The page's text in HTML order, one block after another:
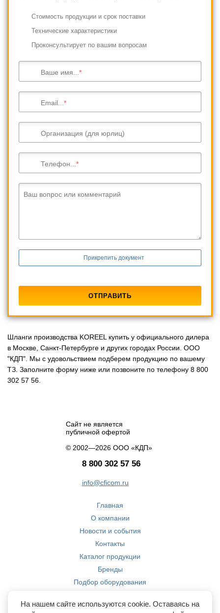
Cтоимость продукции и срок поставки
Технические характеристики
Проконсультирует по вашим вопросам
Ваше имя...
Email...
Организация (для юрлиц)
Телефон...
Ваш вопрос или комментарий
Прикрепить документ
Шланги производства KOREEL купить у официального дилера
в Москве, Санкт-Петербурге и других городах России. ООО
"КДП". Мы с удовольствием подберем продукцию по вашему
ТЗ. Заполните форму ниже или позвоните по телефону 8 800
302 57 56.
Сайт не является
публичной офертой
© 2002—2026 ООО «КДП»
8 800 302 57 56
info@cficom.ru
Главная
О компании
Новости и события
Контакты
Каталог продукции
Бренды
Подбор оборудования
Компетенции
На нашем сайте используются cookie. Оставаясь на